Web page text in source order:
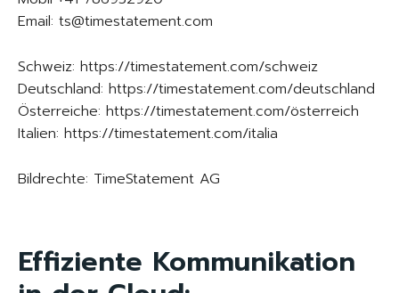
Email: ts@timestatement.com
Schweiz: https://timestatement.com/schweiz
Deutschland: https://timestatement.com/deutschland
Österreiche: https://timestatement.com/österreich
Italien: https://timestatement.com/italia
Bildrechte: TimeStatement AG
Effiziente Kommunikation